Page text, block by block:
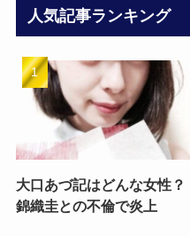
人気記事ランキング
大口あづ記はどんな女性？
錦織圭との不倫で炎上